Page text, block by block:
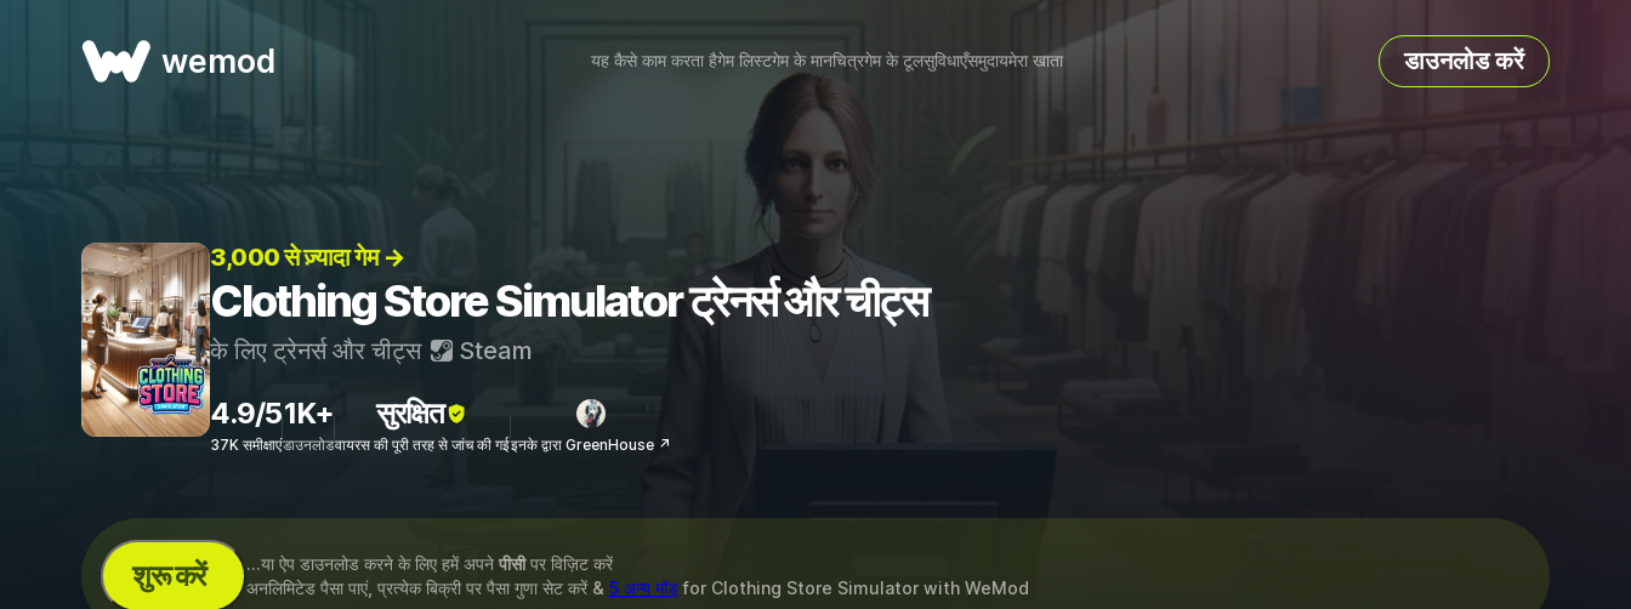
wemod यह कैसे काम करता हैगेम लिस्टगेम के मानचित्रगेम के टूलसुविधाएँसमुदायमेरा खाता डाउनलोड करें
3,000 से ज़्यादा गेम →
Clothing Store Simulator ट्रेनर्स और चीट्स
के लिए ट्रेनर्स और चीट्स Steam
4.9/5
37K समीक्षाएं
1K+
डाउनलोड
सुरक्षित
वायरस की पूरी तरह से जांच की गईइनके द्वारा GreenHouse ↗
शुरू करें ...या ऐप डाउनलोड करने के लिए हमें अपने पीसीपर विज़िट करें
अनलिमिटेड पैसा पाएं, प्रत्येक बिक्री पर पैसा गुणा सेट करें & 5 अन्य मॉडfor Clothing Store Simulatorwith WeMod